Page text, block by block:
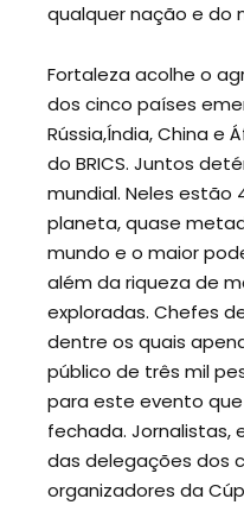
qualquer nação e do
Fortaleza acolhe o
dos cinco países
Rússia,Índia, China e
do BRICS. Juntos
mundial. Neles estão
planeta, quase
mundo e o maior
além da riqueza de
exploradas. Chefes
dentre os quais
público de três mil
para este evento
fechada. Jornalistas,
das delegações dos
organizadores da